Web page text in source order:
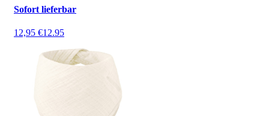
Sofort lieferbar
12,95 €12.95